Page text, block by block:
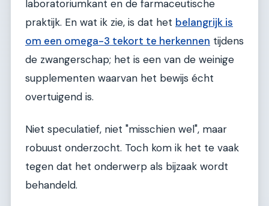
laboratoriumkant en de farmaceutische
praktijk. En wat ik zie, is dat het belangrijk is
om een omega-3 tekort te herkennen tijdens
de zwangerschap; het is een van de weinige
supplementen waarvan het bewijs écht
overtuigend is.
Niet speculatief, niet "misschien wel", maar
robuust onderzocht. Toch kom ik het te vaak
tegen dat het onderwerp als bijzaak wordt
behandeld.